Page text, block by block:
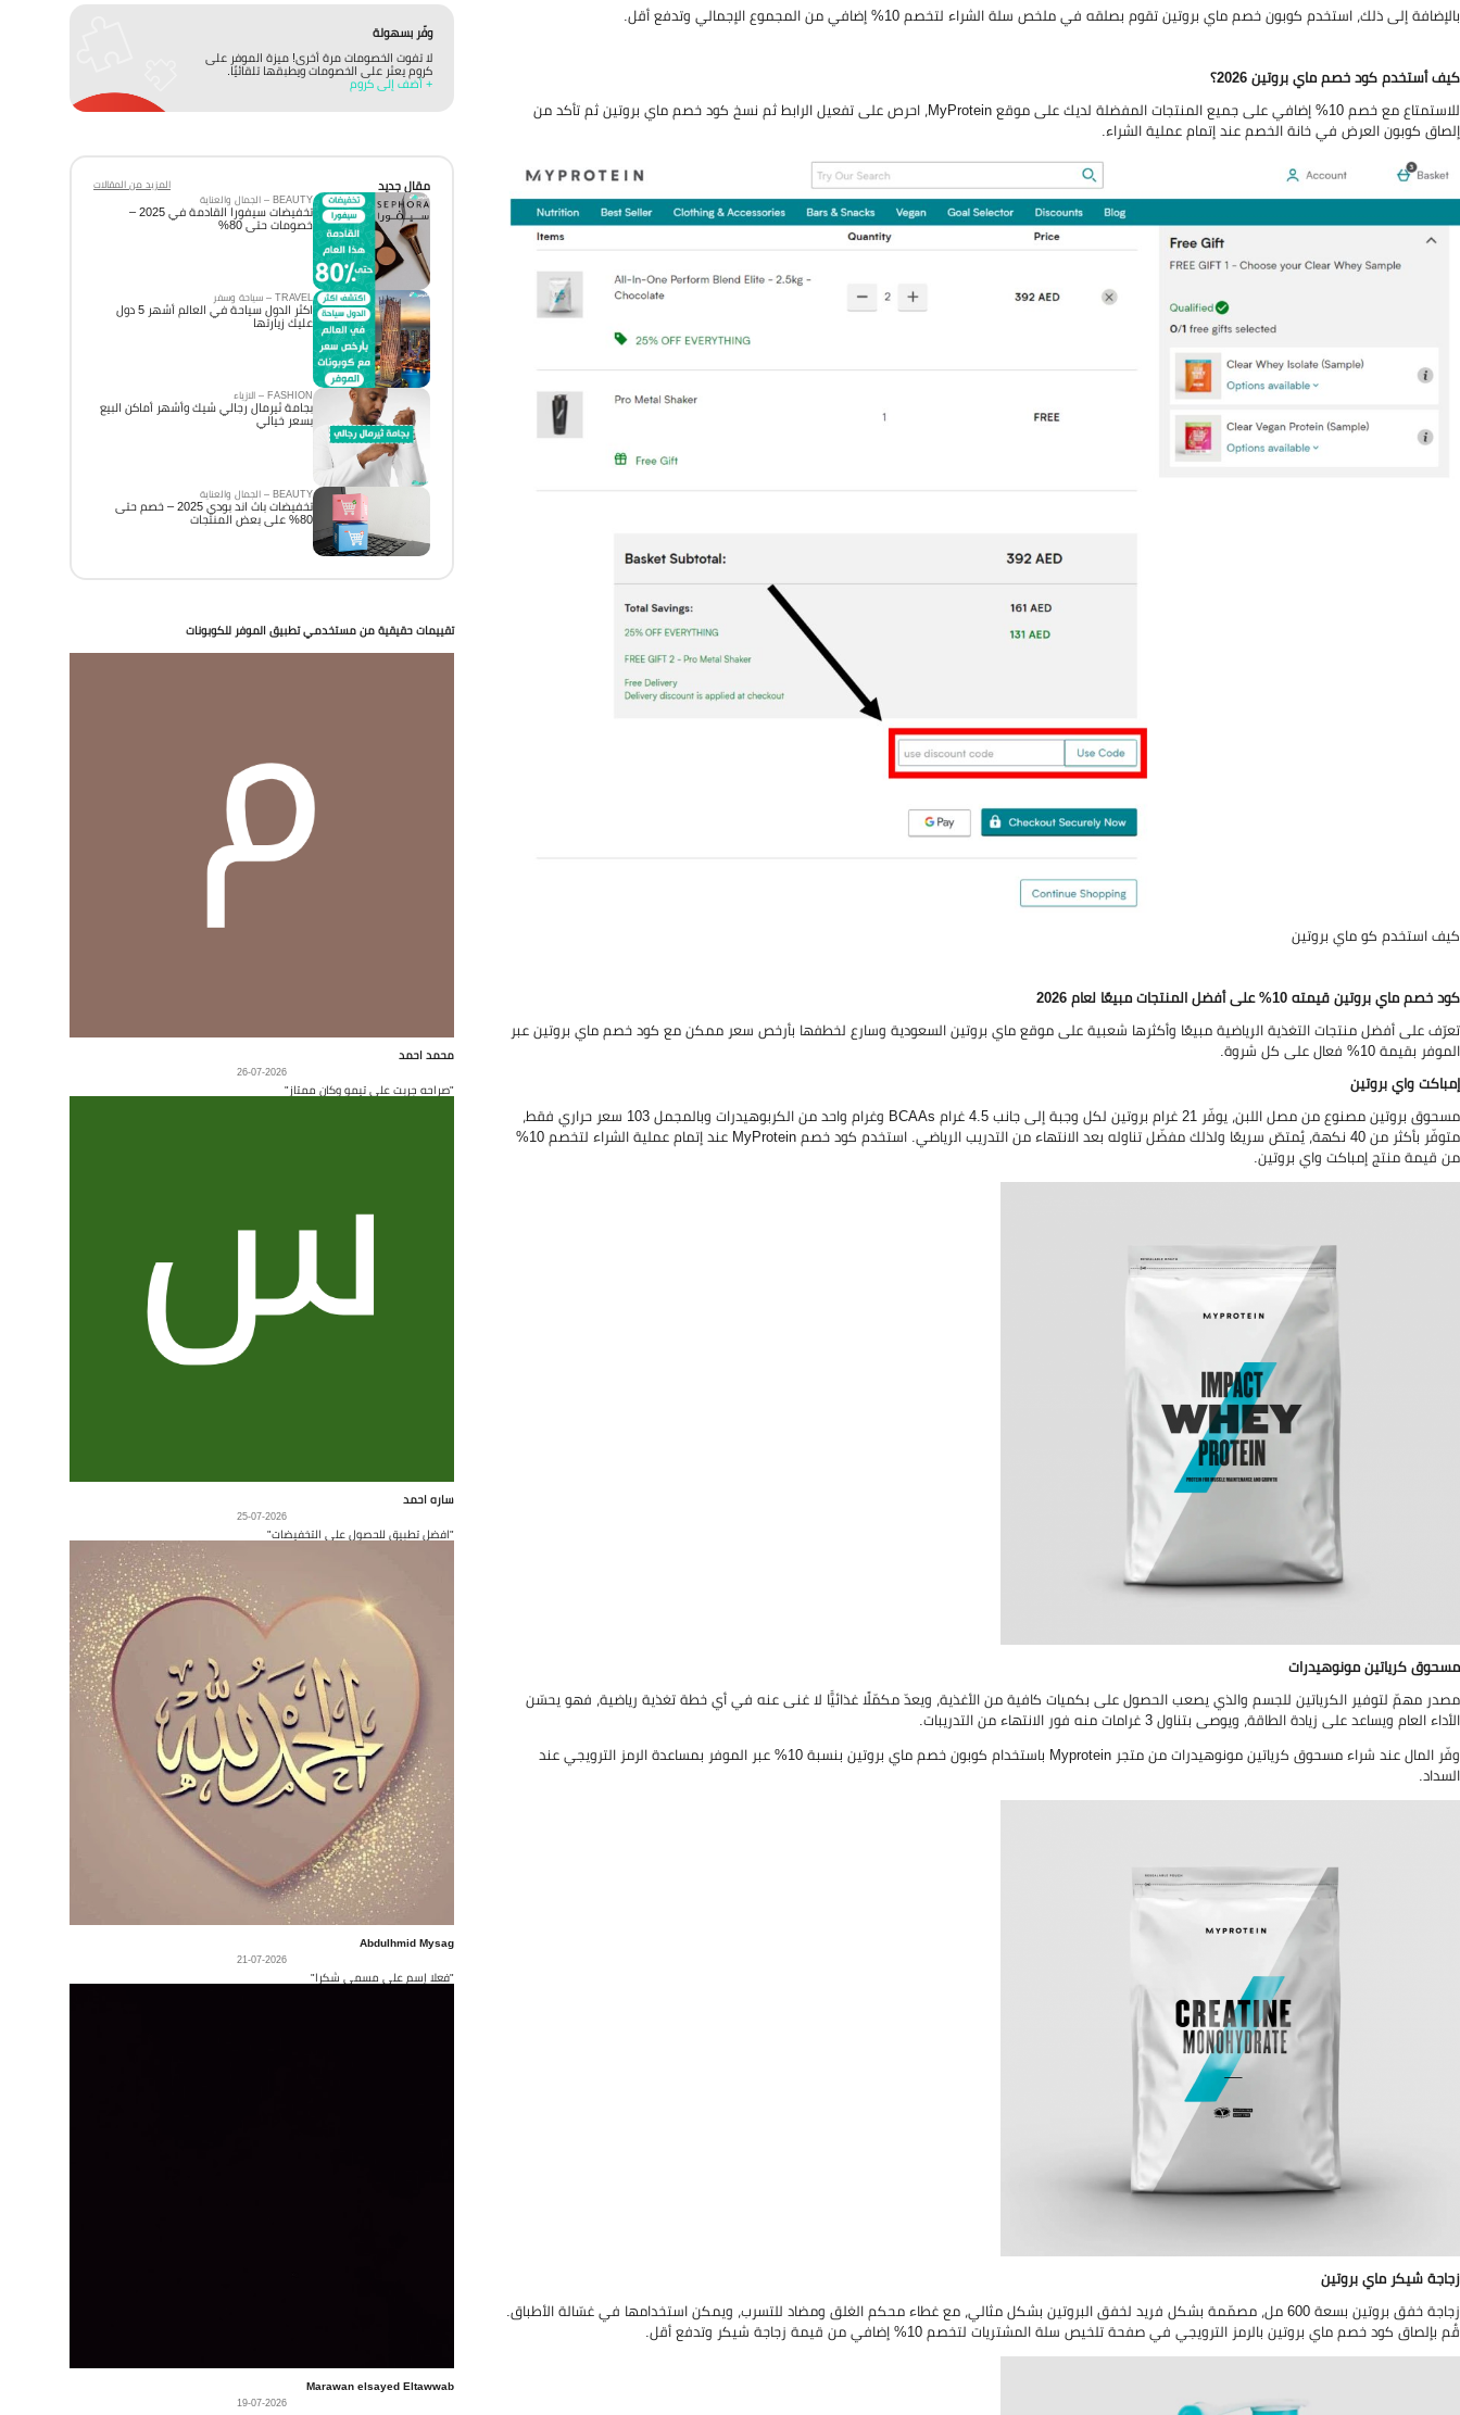
بالإضافة إلى ذلك، استخدم كوبون خصم ماي بروتين تقوم بصلقه في ملخص سلة الشراء لتخصم 10% إضافي من المجموع الإجمالي وتدفع أقل.
كيف أستخدم كود خصم ماي بروتين 2026؟
للاستمتاع مع خصم 10% إضافي على جميع المنتجات المفضلة لديك على موقع MyProtein، احرص على تفعيل الرابط ثم نسخ كود خصم ماي بروتين ثم تأكد من
إلصاق كوبون العرض في خانة الخصم عند إتمام عملية الشراء.
كيف استخدم كو ماي بروتين
كود خصم ماي بروتين قيمته 10% على أفضل المنتجات مبيعًا لعام 2026
تعرّف على أفضل منتجات التغذية الرياضية مبيعًا وأكثرها شعبية على موقع ماي بروتين السعودية وسارع لخطفها بأرخص سعر ممكن مع كود خصم ماي بروتين عبر
الموفر بقيمة 10% فعال على كل شروة.
إمباكت واي بروتين
مسحوق بروتين مصنوع من مصل اللبن، يوفّر 21 غرام بروتين لكل وجبة إلى جانب 4.5 غرام BCAAs وغرام واحد من الكربوهيدرات وبالمجمل 103 سعر حراري فقط،
متوفّر بأكثر من 40 نكهة، يُمتصّ سريعًا ولذلك مفضّل تناوله بعد الانتهاء من التدريب الرياضي. استخدم كود خصم MyProtein عند إتمام عملية الشراء لتخصم 10%
من قيمة منتج إمباكت واي بروتين.
مسحوق كرياتين مونوهيدرات
مصدر مهمّ لتوفير الكرياتين للجسم والذي يصعب الحصول على بكميات كافية من الأغذية، ويعدّ مكمّلًا غذائيًّا لا غنى عنه في أي خطة تغذية رياضية، فهو يحسّن
الأداء العام ويساعد على زيادة الطاقة، ويوصى بتناول 3 غرامات منه فور الانتهاء من التدريبات.
وفّر المال عند شراء مسحوق كرياتين مونوهيدرات من متجر Myprotein باستخدام كوبون خصم ماي بروتين بنسبة 10% عبر الموفر بمساعدة الرمز الترويجي عند
السداد.
زجاجة شيكر ماي بروتين
زجاجة خفق بروتين بسعة 600 مل، مصمّمة بشكل فريد لخفق البروتين بشكل مثالي، مع غطاء محكم الغلق ومضاد للتسرب، ويمكن استخدامها في غسّالة الأطباق.
قُم بإلصاق كود خصم ماي بروتين بالرمز الترويجي في صفحة تلخيص سلة المشتريات لتخصم 10% إضافي من قيمة زجاجة شيكر وتدفع أقل.
وفّر بسهولة
لا تفوت الخصومات مرة أخرى! ميزة الموفر على
كروم يعثر على الخصومات ويطبقها تلقائيًا.
+ أضف إلى كروم
مقال جديد
المزيد من المقالات
BEAUTY – الجمال والعناية
تخفيضات سيفورا القادمة في 2025 –
خصومات حتى 80%
TRAVEL – سياحة وسفر
اكثر الدول سياحة في العالم أشهر 5 دول
عليك زيارتها
FASHION – الازياء
بجامة ثيرمال رجالي شيك وأشهر أماكن البيع
بسعر خيالي
BEAUTY – الجمال والعناية
تخفيضات باث اند بودي 2025 – خصم حتى
80% على بعض المنتجات
تقييمات حقيقية من مستخدمي تطبيق الموفر للكوبونات
محمد احمد
26-07-2026
"صراحه جربت على تيمو وكان ممتاز"
ساره احمد
25-07-2026
"افضل تطبيق للحصول على التخفيضات"
Abdulhmid Mysag
21-07-2026
"فعلا إسم على مسمى شكرا"
Marawan elsayed Eltawwab
19-07-2026